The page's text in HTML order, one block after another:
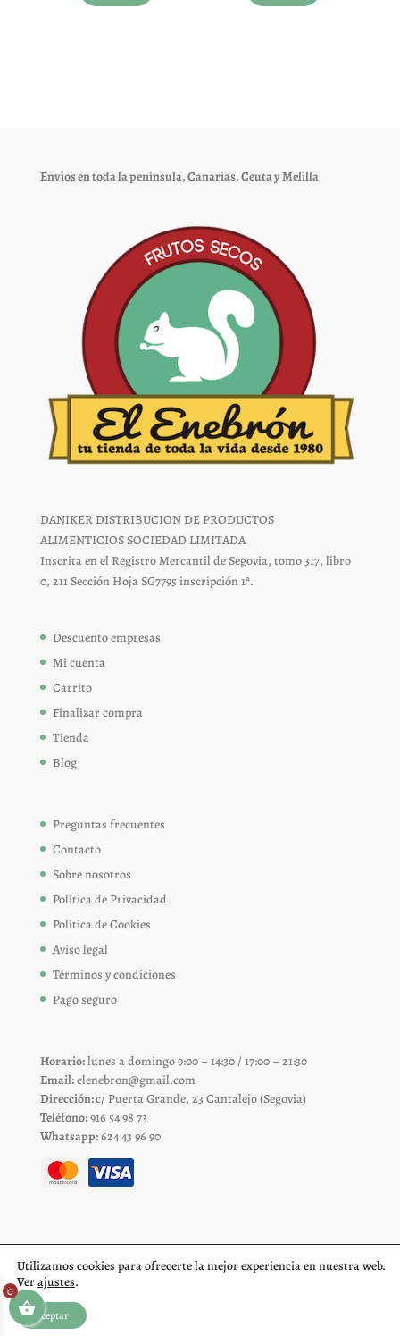
elegir
página
de
Envíos en toda la península, Canarias, Ceuta y Melilla
DANIKER DISTRIBUCION DE PRODUCTOS
ALIMENTICIOS SOCIEDAD LIMITADA
Inscrita en el Registro Mercantil de Segovia, tomo 317, libro
0, 211 Sección Hoja SG7795 inscripción 1ª.
Descuento empresas
Mi cuenta
Carrito
Finalizar compra
Tienda
Blog
Preguntas frecuentes
Contacto
Sobre nosotros
Política de Privacidad
Política de Cookies
Aviso legal
Términos y condiciones
Pago seguro
Horario:lunes a domingo 9:00 – 14:30 / 17:00 – 21:30
Email:elenebron@gmail.com
Dirección:c/ Puerta Grande, 23 Cantalejo (Segovia)
Teléfono:916 54 98 73
Whatsapp:624 43 96 90
Utilizamos cookies para ofrecerte la mejor experiencia en nuestra web.
Verajustes.
Aceptar
0